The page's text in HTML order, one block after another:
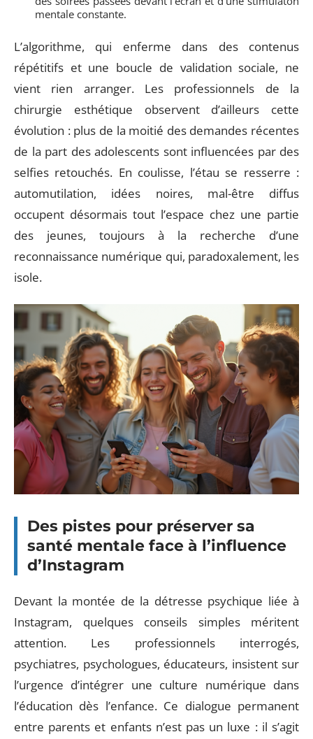
mentale constante.
L’algorithme, qui enferme dans des contenus
répétitifs et une boucle de validation sociale, ne
vient rien arranger. Les professionnels de la
chirurgie esthétique observent d’ailleurs cette
évolution : plus de la moitié des demandes récentes
de la part des adolescents sont influencées par des
selfies retouchés. En coulisse, l’étau se resserre :
automutilation, idées noires, mal-être diffus
occupent désormais tout l’espace chez une partie
des jeunes, toujours à la recherche d’une
reconnaissance numérique qui, paradoxalement, les
isole.
Des pistes pour préserver sa
santé mentale face à l’influence
d’Instagram
Devant la montée de la détresse psychique liée à
Instagram, quelques conseils simples méritent
attention. Les professionnels interrogés,
psychiatres, psychologues, éducateurs, insistent sur
l’urgence d’intégrer une culture numérique dans
l’éducation dès l’enfance. Ce dialogue permanent
entre parents et enfants n’est pas un luxe : il s’agit